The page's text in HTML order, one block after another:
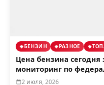
БЕНЗИН РАЗНОЕ
Цена бензина сегодня
мониторинг по
2 июля, 2026